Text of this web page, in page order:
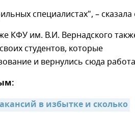
специалистах", – сказала
КФУ им. В.И. Вернадского
студентов, которые
и вернулись сюда
в избытке и сколько